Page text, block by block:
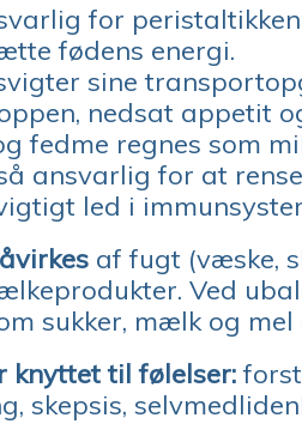
for
fødens energi.
sine
nedsat appetit
fedme regnes som
ansvarlig for at
led i
af fugt (væske,
Ved
sukker, mælk og
knyttet til følelser:
skepsis,